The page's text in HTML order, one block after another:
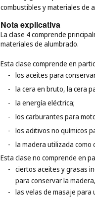
combustibles y materiales de
Nota explicativa
La clase 4 comprende
materiales de alumbrado.
Esta clase comprende en
- los aceites para
- la cera en bruto, la cera
- la energía eléctrica;
- los carburantes para
- los aditivos no químicos
- la madera utilizada como
Esta clase no comprende en
- ciertos aceites y grasas
para conservar la
- las velas de masaje para